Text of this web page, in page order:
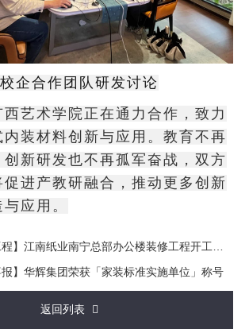
企合作团队研发讨论
艺术学院正在通力合作，致力
装材料创新与应用。教育不再
创新研发也不再孤军奋战，双方
促进产教研融合，推动更多创新
应用。
程】江南纸业南宁总部办公楼装修工程开工大吉
报】华辉集团荣获「家装标准实施单位」称号
返回列表